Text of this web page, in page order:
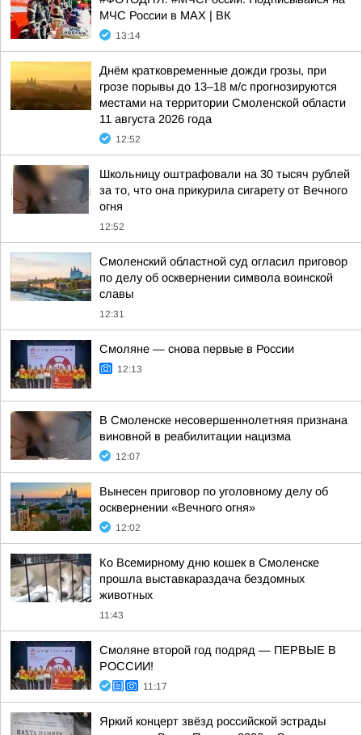
МЧС России в MAX | ВК
13:14
Днём кратковременные дожди грозы, при
грозе порывы до 13–18 м/с прогнозируются
местами на территории Смоленской области
11 августа 2026 года
12:52
Школьницу оштрафовали на 30 тысяч рублей
за то, что она прикурила сигарету от Вечного
огня
12:52
Смоленский областной суд огласил приговор
по делу об осквернении символа воинской
славы
12:31
Смоляне — снова первые в России
12:13
В Смоленске несовершеннолетняя признана
виновной в реабилитации нацизма
12:07
Вынесен приговор по уголовному делу об
осквернении «Вечного огня»
12:02
Ко Всемирному дню кошек в Смоленске
прошла выставкараздача бездомных
животных
11:43
Смоляне второй год подряд — ПЕРВЫЕ В
РОССИИ!
11:17
Яркий концерт звёзд российской эстрады